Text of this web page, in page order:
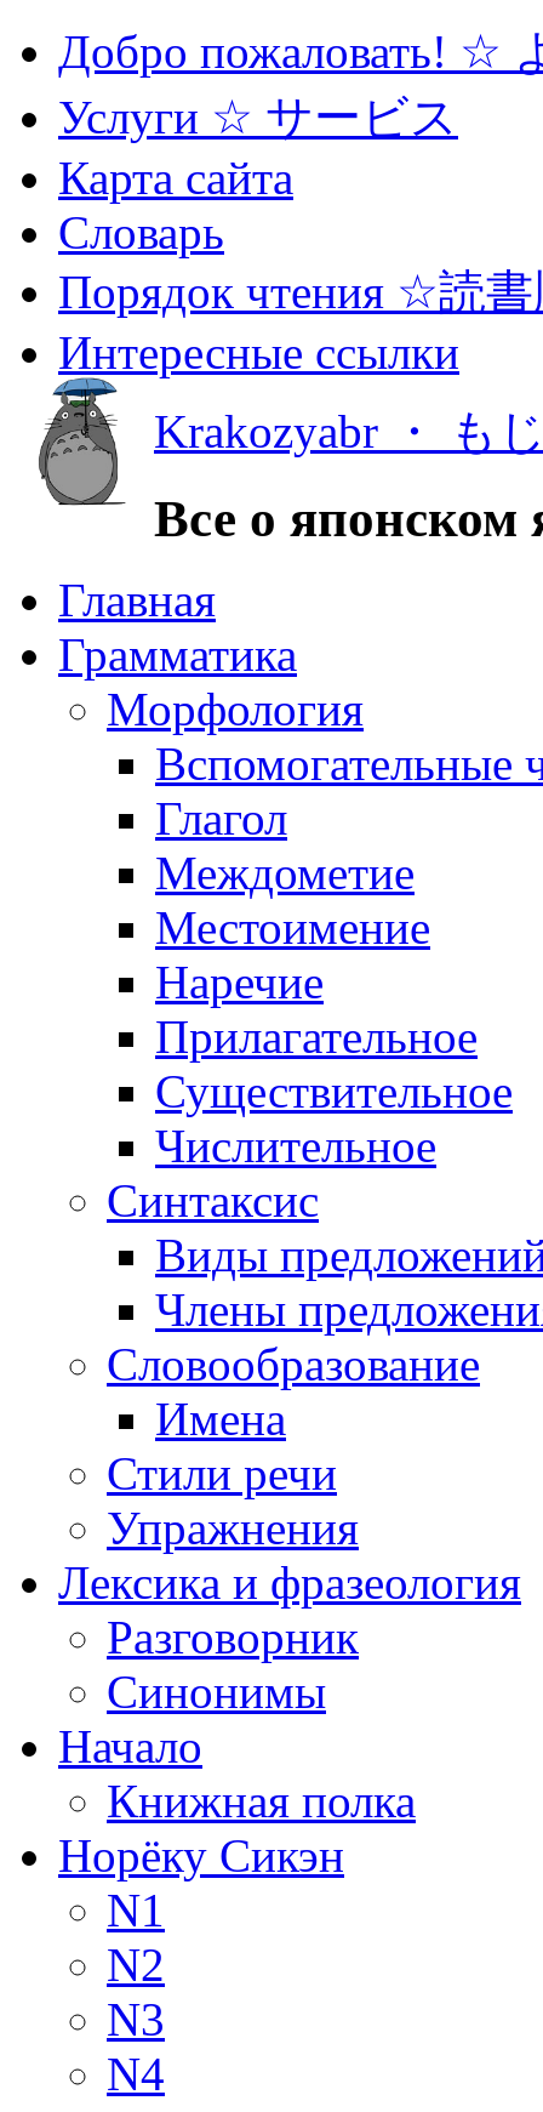
Добро пожаловать! ☆
Услуги ☆ サービス
Карта сайта
Словарь
Порядок чтения ☆読
Интересные ссылки
Krakozyabr ・ も
Все о японском
Главная
Грамматика
Морфология
Вспомогательные
Глагол
Междометие
Местоимение
Наречие
Прилагательное
Существительное
Числительное
Синтаксис
Виды
Члены
Словообразование
Имена
Стили речи
Упражнения
Лексика и фразеология
Разговорник
Синонимы
Начало
Книжная полка
Норёку Сикэн
N1
N2
N3
N4